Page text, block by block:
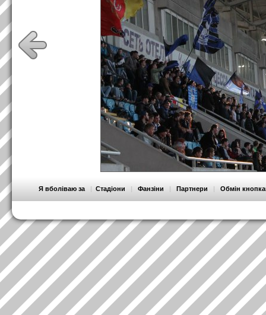
Я вболіваю за | Стадіони | Фанзіни | Партнери | Обмін